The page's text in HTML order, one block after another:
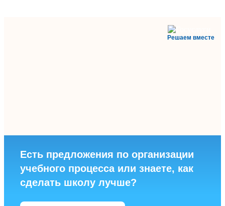
Решаем вместе
Есть предложения по организации
учебного процесса или знаете, как
сделать школу лучше?